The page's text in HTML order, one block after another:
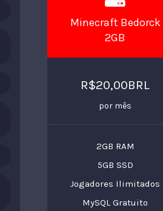
Minecraft Bedorck
2GB
R$20,00BRL
por mês
2GB RAM
5GB SSD
Jogadores Ilimitados
MySQL Gratuito